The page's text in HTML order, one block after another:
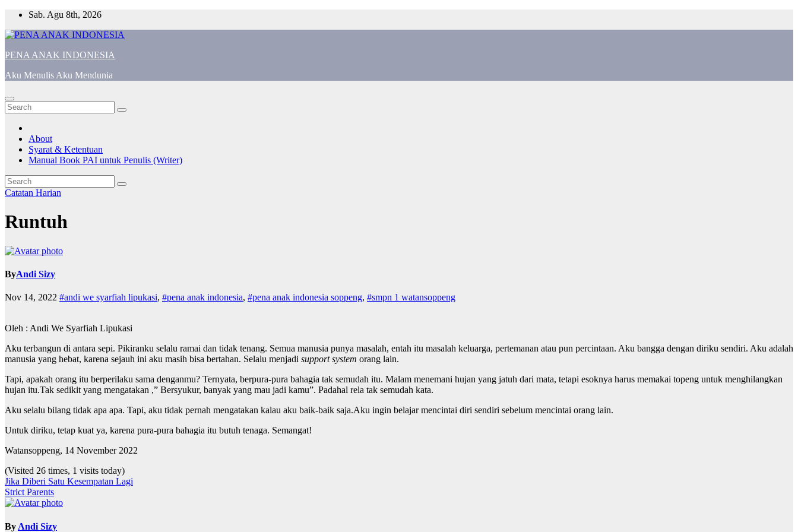
Skip
content
Sab. Agu 8th, 2026
PENA ANAK INDONESIA
Aku Menulis Aku Mendunia
About
Syarat & Ketentuan
Manual Book PAI untuk Penulis (Writer)
Catatan Harian
Runtuh
ByAndi Sizy
Nov 14, 2022 #andi we syarfiah lipukasi, #pena anak indonesia, #pena anak indonesia soppeng, #smpn 1 watansoppeng
Oleh : Andi We Syarfiah Lipukasi
Aku terbangun di antara sepi. Pikiranku selalu ramai dan tidak tenang. Semua manusia punya masalah, entah itu masalah keluarga, pertemanan atau pun percintaan. Aku bangga dengan diriku sendiri. Aku adalah
manusia yang hebat, karena sejauh ini aku masih bisa bertahan. Selalu menjadi support system orang lain.
Tapi, apakah orang itu berperilaku sama denganmu? Ternyata, berpura-pura bahagia tak semudah itu. Malam menemani hujan yang jatuh dari mata, tetapi esoknya harus memakai topeng untuk menghilangkan
hujan itu.Tak sedikit yang mengatakan ,” Bersyukur, banyak yang mau jadi kamu”. Padahal rela tak semudah kata.
Aku selalu bilang tidak apa apa. Tapi, aku tidak pernah mengatakan kalau aku baik-baik saja.Aku ingin belajar mencintai diri sendiri sebelum mencintai orang lain.
Untuk diriku, tetap kuat ya, karena pura-pura bahagia itu butuh tenaga. Semangat!
Watansoppeng, 14 November 2022
(Visited 26 times, 1 visits today)
Navigasi
pos
Jika Diberi Satu Kesempatan Lagi
Strict Parents
By Andi Sizy